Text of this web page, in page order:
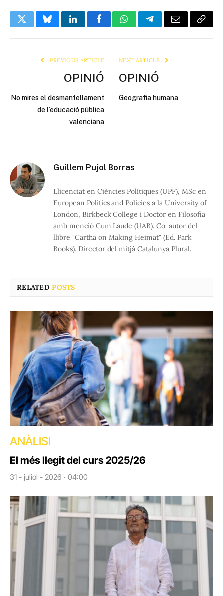
TwitterBlueskyLinkedInFacebookWhatsAppTelegramEmail Copy
PREVIOUS ARTICLE
OPINIÓ
No mires el desmantellament
de l’educació pública
valenciana
NEXT ARTICLE
OPINIÓ
Geografia humana
Guillem Pujol Borras
Llicenciat en Ciències Polítiques (UPF), MSc en
European Politics and Policies a la University of
London, Birkbeck College i Doctor en Filosofia
amb menció Cum Laude (UAB). Co-autor del
llibre "Cartha on Making Heimat" (Ed. Park
Books). Director del mitjà Catalunya Plural.
RELATEDPOSTS
ANÀLISI
El més llegit del curs 2025/26
31 - juliol - 2026 · 04:00